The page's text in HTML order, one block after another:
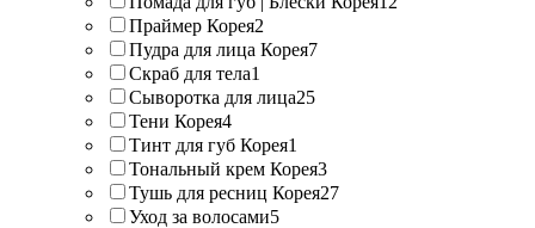
Праймер Корея2
Пудра для лица Корея7
Скраб для тела1
Сыворотка для лица25
Тени Корея4
Тинт для губ Корея1
Тональный крем Корея3
Тушь для ресниц Корея27
Уход за волосами5